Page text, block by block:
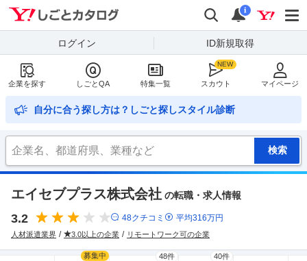
検索
通知
i
ログイン ID新規取得
企業を探す しごとQA 特集一覧 スカウト マイページ
自分に合う探し方は？しごと探しスタイル診断
エイセブプラス株式会社 の転職・求人情報
3.2 48クチコミ 平均316万円
人材派遣業界 3.0以上の企業 リモートワーク可の企業
募集中 48件 40件